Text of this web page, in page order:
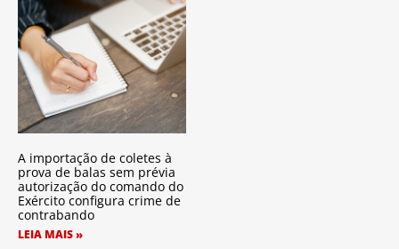
A importação de coletes à
prova de balas sem prévia
autorização do comando do
Exército configura crime de
contrabando
LEIA MAIS »